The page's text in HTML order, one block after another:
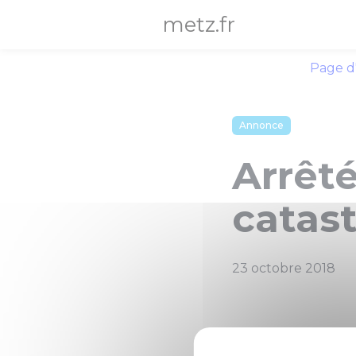
metz.fr
Page
Annonce
23 octobre 2018